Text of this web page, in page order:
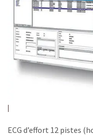
ECG d’effort 12 pistes